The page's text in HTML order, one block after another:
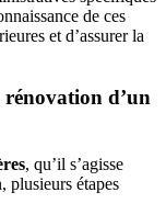
de ces
et d’assurer la
d’un
, qu’il s’agisse
plusieurs étapes